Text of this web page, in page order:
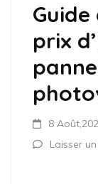
prix
8
Laisser